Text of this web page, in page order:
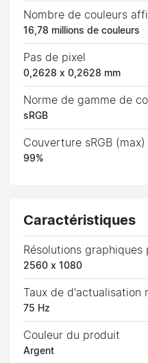
Nombre de couleurs
16,78 millions de couleurs
Pas de pixel
0,2628 x 0,2628 mm
Norme de gamme de
sRGB
Couverture sRGB (max)
99%
Caractéristiques
Résolutions graphiques
2560 x 1080
Taux de d'actualisation
75 Hz
Couleur du produit
Argent